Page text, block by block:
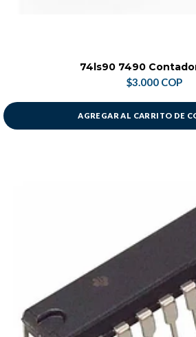
74ls90 7490
$3.000 COP
AGREGAR AL CARRITO DE